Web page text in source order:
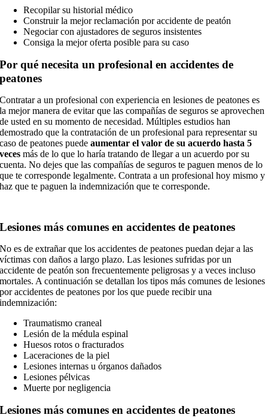
Recopilar su historial médico
Construir la mejor reclamación por accidente de peatón
Negociar con ajustadores de seguros insistentes
Consiga la mejor oferta posible para su caso
Por qué necesita un profesional en accidentes de
peatones
Contratar a un profesional con experiencia en lesiones de peatones es
la mejor manera de evitar que las compañías de seguros se aprovechen
de usted en su momento de necesidad. Múltiples estudios han
demostrado que la contratación de un profesional para representar su
caso de peatones puedeaumentar el valor de su acuerdo hasta 5
veces más de lo que lo haría tratando de llegar a un acuerdo por su
cuenta. No dejes que las compañías de seguros te paguen menos de lo
que te corresponde legalmente. Contrata a un profesional hoy mismo y
haz que te paguen la indemnización que te corresponde.
Lesiones más comunes en accidentes de peatones
No es de extrañar que los accidentes de peatones puedan dejar a las
víctimas con daños a largo plazo. Las lesiones sufridas por un
accidente de peatón son frecuentemente peligrosas y a veces incluso
mortales. A continuación se detallan los tipos más comunes de lesiones
por accidentes de peatones por los que puede recibir una
indemnización:
Traumatismo craneal
Lesión de la médula espinal
Huesos rotos o fracturados
Laceraciones de la piel
Lesiones internas u órganos dañados
Lesiones pélvicas
Muerte por negligencia
Lesiones más comunes en accidentes de peatones